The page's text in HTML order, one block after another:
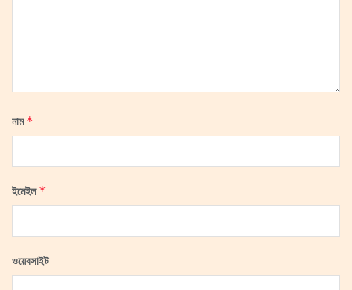
নাম*
ইমেইল*
ওয়েবসাইট